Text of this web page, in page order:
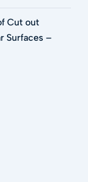
Cut out
Surfaces –